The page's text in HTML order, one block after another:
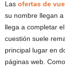
Las ofertas de
su nombre llegan
llega a completar
cuestión suele
principal lugar en
páginas web.